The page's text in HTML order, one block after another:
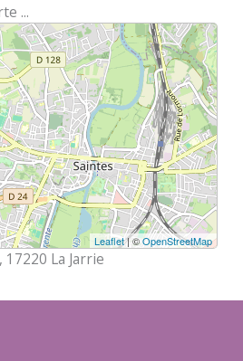
...
Leaflet| ©OpenStreetMap
La Jarrie